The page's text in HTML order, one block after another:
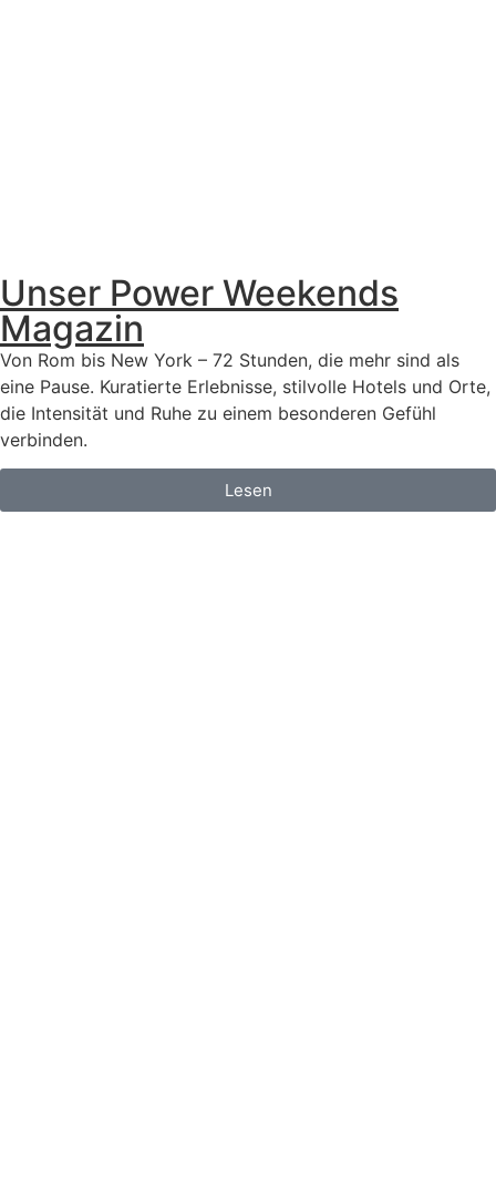
Unser Power Weekends
Magazin
Von Rom bis New York – 72 Stunden, die mehr sind als
eine Pause. Kuratierte Erlebnisse, stilvolle Hotels und Orte,
die Intensität und Ruhe zu einem besonderen Gefühl
verbinden.
Lesen